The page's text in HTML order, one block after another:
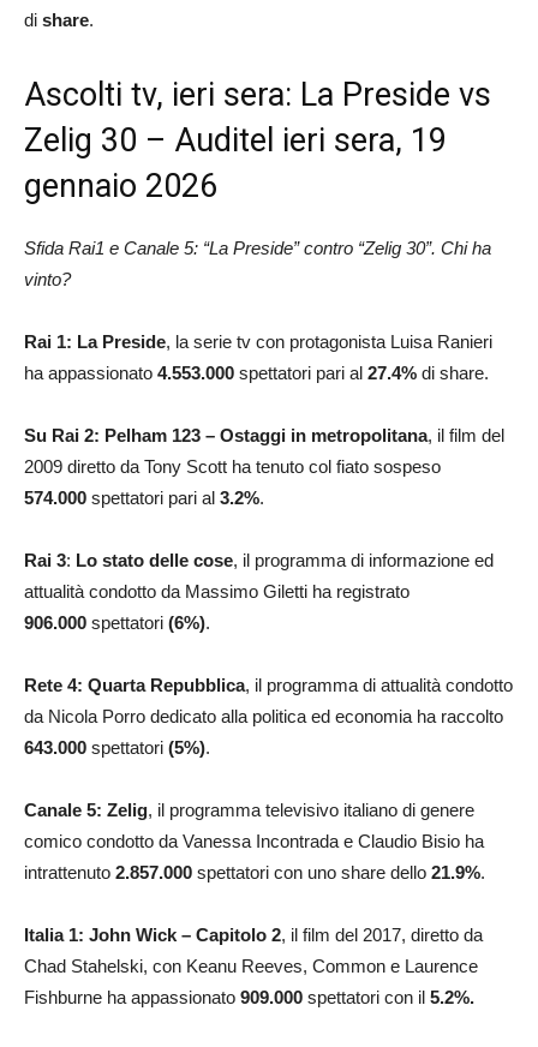
di share.
Ascolti tv, ieri sera: La Preside vs
Zelig 30 – Auditel ieri sera, 19
gennaio 2026
Sfida Rai1 e Canale 5: “La Preside” contro “Zelig 30”. Chi ha
vinto?
Rai 1: La Preside, la serie tv con protagonista Luisa Ranieri
ha appassionato 4.553.000 spettatori pari al 27.4% di share.
Su Rai 2: Pelham 123 – Ostaggi in metropolitana, il film del
2009 diretto da Tony Scott ha tenuto col fiato sospeso
574.000 spettatori pari al 3.2%.
Rai 3: Lo stato delle cose, il programma di informazione ed
attualità condotto da Massimo Giletti ha registrato
906.000 spettatori (6%).
Rete 4: Quarta Repubblica, il programma di attualità condotto
da Nicola Porro dedicato alla politica ed economia ha raccolto
643.000 spettatori (5%).
Canale 5: Zelig, il programma televisivo italiano di genere
comico condotto da Vanessa Incontrada e Claudio Bisio ha
intrattenuto 2.857.000 spettatori con uno share dello 21.9%.
Italia 1: John Wick – Capitolo 2, il film del 2017, diretto da
Chad Stahelski, con Keanu Reeves, Common e Laurence
Fishburne ha appassionato 909.000 spettatori con il 5.2%.